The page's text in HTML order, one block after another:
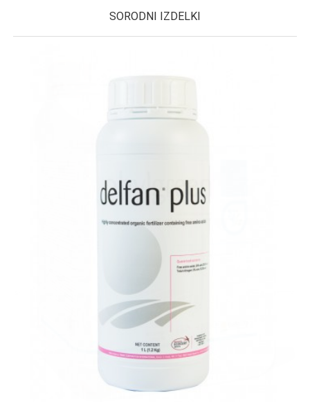
SORODNI IZDELKI